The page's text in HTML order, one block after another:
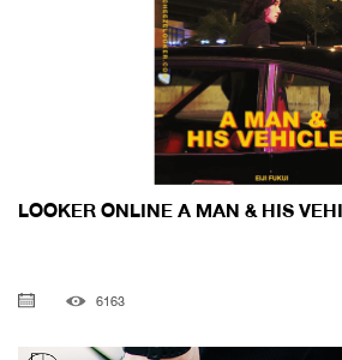
LOOKER ONLINE A MAN & HIS
6163